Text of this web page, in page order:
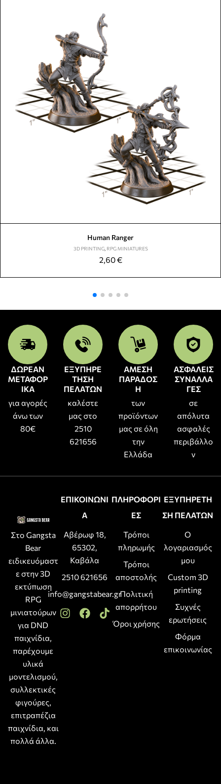
Human Ranger
3D PRINTING, RPG MINIATURES
2,60€
ΔΩΡΕΑΝ
ΜΕΤΑΦΟΡ
ΙΚΑ
για αγορές
άνω των
80€
ΕΞΥΠΗΡΕ
ΤΗΣΗ
ΠΕΛΑΤΩΝ
καλέστε
μας στο
2510
621656
ΑΜΕΣΗ
ΠΑΡΑΔΟΣ
Η
των
προϊόντων
μας σε όλη
την
Ελλάδα
ΑΣΦΑΛΕΙΣ
ΣΥΝΑΛΛΑ
ΓΕΣ
σε
απόλυτα
ασφαλές
περιβάλλο
ν
Στο Gangsta
Bear
ειδικευόμαστ
ε στην 3D
εκτύπωση
RPG
μινιατούρων
για DND
παιχνίδια,
παρέχουμε
υλικά
μοντελισμού,
συλλεκτικές
φιγούρες,
επιτραπέζια
παιχνίδια, και
πολλά άλλα.
ΕΠΙΚΟΙΝΩΝΙ
Α
Αβέρωφ 18,
65302,
Καβάλα
2510 621656
info@gangstabear.gr
ΠΛΗΡΟΦΟΡΙ
ΕΣ
Τρόποι
πληρωμής
Τρόποι
αποστολής
Πολιτική
απορρήτου
Όροι χρήσης
ΕΞΥΠΗΡΕΤΗ
ΣΗ ΠΕΛΑΤΩΝ
Ο
λογαριασμός
μου
Custom 3D
printing
Συχνές
ερωτήσεις
Φόρμα
επικοινωνίας